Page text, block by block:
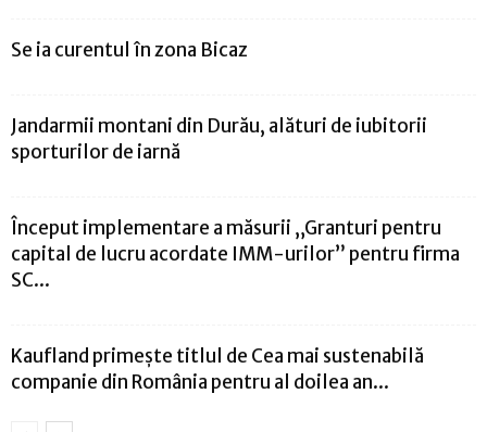
Se ia curentul în zona Bicaz
Jandarmii montani din Durău, alături de iubitorii
sporturilor de iarnă
Început implementare a măsurii „Granturi pentru
capital de lucru acordate IMM-urilor” pentru firma
SC...
Kaufland primește titlul de Cea mai sustenabilă
companie din România pentru al doilea an...